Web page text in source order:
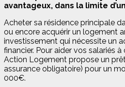
avantageux, dans la limite
Acheter sa résidence principale
ou encore acquérir un logement
investissement qui nécessite un
financier. Pour aider vos salariés
Action Logement propose un
assurance obligatoire) pour un
000€.